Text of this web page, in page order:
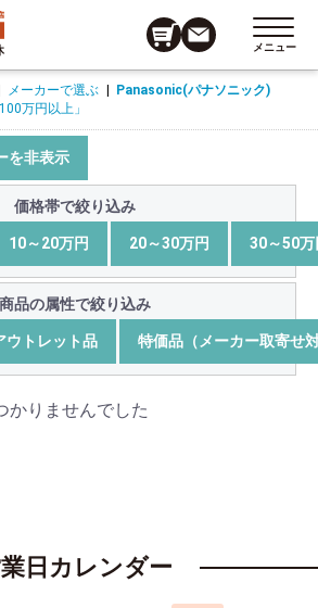
メニュー
メーカーで選ぶ
Panasonic(パナソニック)
100万円以上」
を非表示
価格帯で絞り込み
10～20万円 20～30万円 30～50万
商品の属性で絞り込み
ウトレット品 特価品（メーカー取寄せ
かりませんでした
日カレンダー